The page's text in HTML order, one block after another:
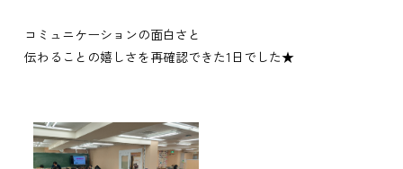
コミュニケーションの面白さと
伝わることの嬉しさを再確認できた1日でした★